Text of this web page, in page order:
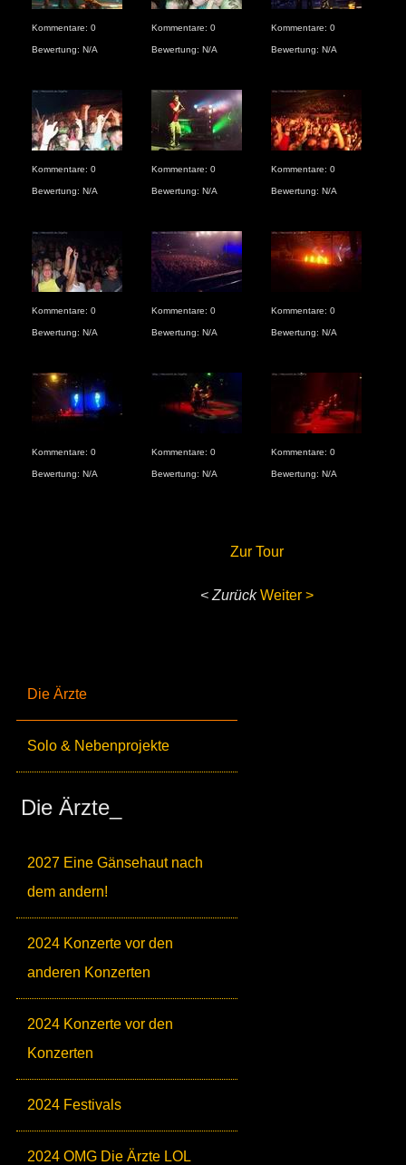
Die Ärzte
Solo & Nebenprojekte
Die Ärzte_
2027 Eine Gänsehaut nach
dem andern!
2024 Konzerte vor den
anderen Konzerten
2024 Konzerte vor den
Konzerten
2024 Festivals
2024 OMG Die Ärzte LOL
Kommentare: 0
Bewertung: N/A
Kommentare: 0
Bewertung: N/A
Kommentare: 0
Bewertung: N/A
Kommentare: 0
Bewertung: N/A
Kommentare: 0
Bewertung: N/A
Kommentare: 0
Bewertung: N/A
Kommentare: 0
Bewertung: N/A
Kommentare: 0
Bewertung: N/A
Kommentare: 0
Bewertung: N/A
Kommentare: 0
Bewertung: N/A
Kommentare: 0
Bewertung: N/A
Kommentare: 0
Bewertung: N/A
Zur Tour
< ZurückWeiter >